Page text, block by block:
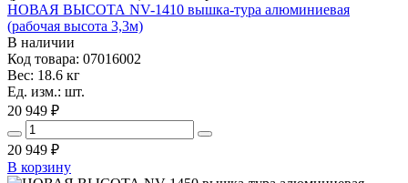
НОВАЯ ВЫСОТА NV-1410 вышка-тура алюминиевая
(рабочая высота 3,3м)
В наличии
Код товара: 07016002
Вес: 18.6 кг
Ед. изм.: шт.
20 949 ₽
20 949 ₽
В корзину